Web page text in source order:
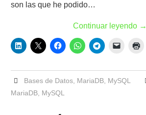
son las que he podido…
Continuar leyendo →
Bases de Datos, MariaDB, MySQL
MariaDB MySQL